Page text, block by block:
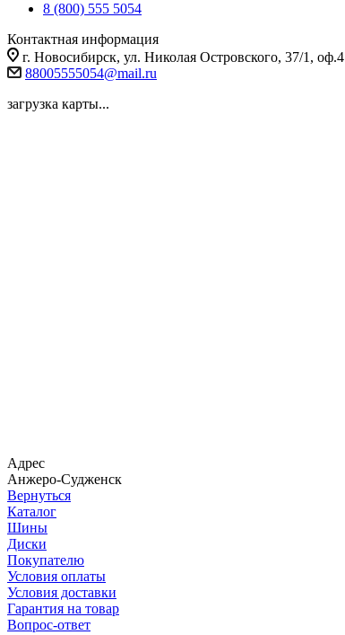
8 (800) 555 5054
Контактная информация
г. Новосибирск, ул. Николая Островского, 37/1, оф.4
88005555054@mail.ru
загрузка карты...
Адрес
Анжеро-Судженск
Вернуться
Каталог
Шины
Диски
Покупателю
Условия оплаты
Условия доставки
Гарантия на товар
Вопрос-ответ